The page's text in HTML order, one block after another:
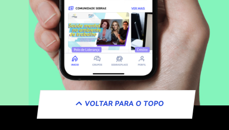
VOLTAR PARA O TOPO